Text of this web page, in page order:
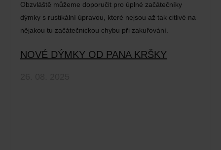
Obzvláště můžeme doporučit pro úplné začátečníky
dýmky s rustikální úpravou, které nejsou až tak citlivé na
nějakou tu začátečnickou chybu při zakuřování.
NOVÉ DÝMKY OD PANA KRŠKY